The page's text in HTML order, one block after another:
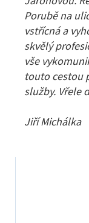
Porubě na
vstřícná a
skvělý
vše
touto cestou
služby. Vřele
Jiří Michálka